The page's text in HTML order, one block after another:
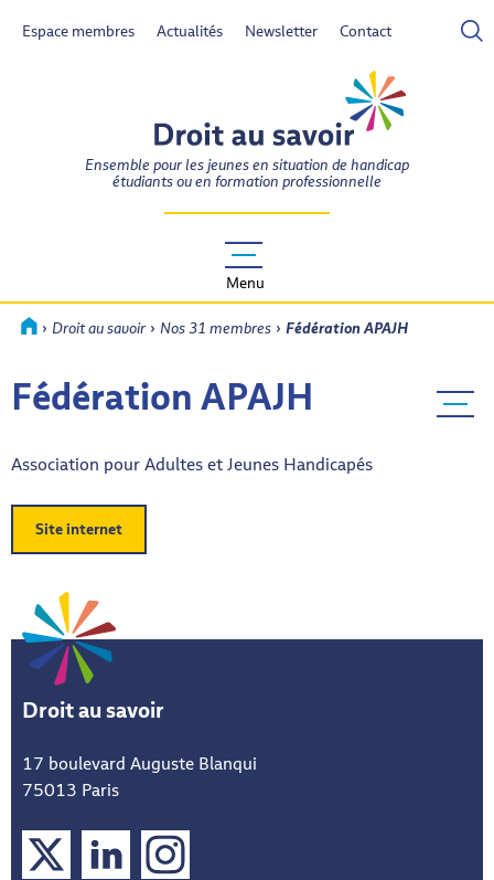
Espace membres Actualités Newsletter Contact
DROIT AU SAVOIR
Ensemble pour les jeunes en situation de handicap
étudiants ou en formation professionnelle
Menu
Accueil
› Droit au savoir› Nos 31 membres › Fédération APAJH
Fédération APAJH
Association pour Adultes et Jeunes Handicapés
Site internet
Droit au savoir
17 boulevard Auguste Blanqui
75013 Paris